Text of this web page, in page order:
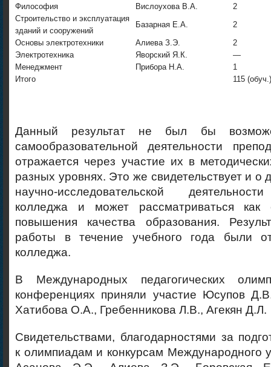
Философия
Вислоухова В.А.
2
Строительство и эксплуатация
зданий и сооружений
Базарная Е.А.
2
Основы электротехники
Алиева З.Э.
2
Электротехника
Яворский Я.К.
—
Менеджмент
Прибора Н.А.
1
Итого
115 (обуч.)
Данный результат не был бы
самообразовательной деятельности
отражается через участие их в
разных уровнях. Это же свидетельствует и о
научно-исследовательской
колледжа и может рассматриваться как
повышения качества образования.
работы в течение учебного года были
колледжа.
В Международных педагогических
конференциях приняли участие Юсупов
Хатибова О.А., Гребенникова Л.В., Агекян Д.Л.
Свидетельствами, благодарностями за
к олимпиадам и конкурсам Международного